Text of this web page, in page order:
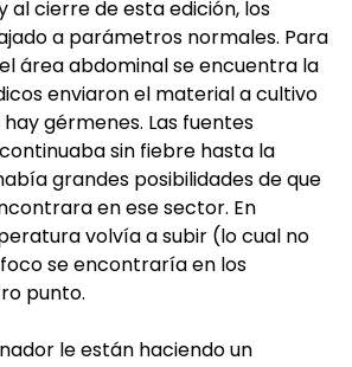
al cierre de esta edición, los
a parámetros normales. Para
área abdominal se encuentra la
enviaron el material a cultivo
gérmenes. Las fuentes
sin fiebre hasta la
grandes posibilidades de que
en ese sector. En
volvía a subir (lo cual no
se encontraría en los
punto.
le están haciendo un